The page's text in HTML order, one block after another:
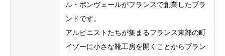
ル・ポンヴェールがフランスで創業したブラ
ンドです。
アルピニストたちが集まるフランス東部の町
イゾーに小さな靴工房を開くことからブラン